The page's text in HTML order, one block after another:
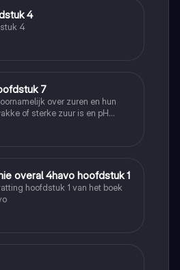
4
4
7
over zuren en hun
of sterke zuur is en pH
overal 4havo hoofdstuk 1
hoofdstuk 1 van het boek